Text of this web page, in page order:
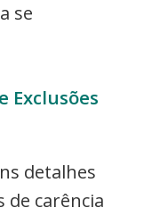
se
Exclusões
detalhes
carência